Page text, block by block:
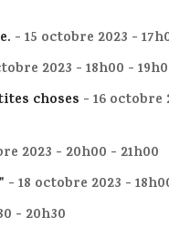
- 15 octobre 2023 -
2023 - 18h00 -
choses - 16 octobre
2023 - 20h00 - 21h00
- 18 octobre 2023 -
- 20h30